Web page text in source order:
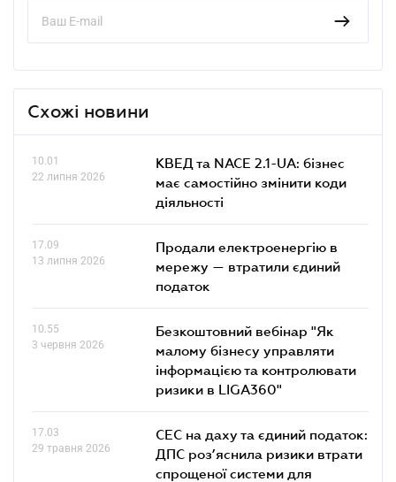
Схожі новини
10.01
22 липня 2026
КВЕД та NACE 2.1-UA: бізнес
має самостійно змінити коди
діяльності
17.09
13 липня 2026
Продали електроенергію в
мережу — втратили єдиний
податок
10.55
3 червня 2026
Безкоштовний вебінар "Як
малому бізнесу управляти
інформацією та контролювати
ризики в LIGA360"
17.03
29 травня 2026
СЕС на даху та єдиний податок:
ДПС роз’яснила ризики втрати
спрощеної системи для